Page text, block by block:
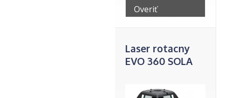
Overiť
telefonicky
Laser rotacny
EVO 360 SOLA